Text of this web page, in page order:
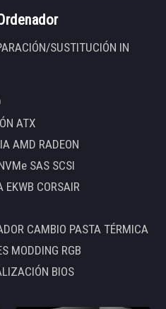
SUSTITUCIÓN IN
ATX
AMD RADEON
SAS SCSI
EKWB CORSAIR
CAMBIO PASTA TÉRMICA
MODDING RGB
BIOS